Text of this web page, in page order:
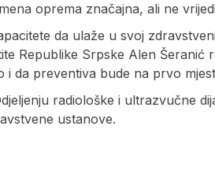
oprema značajna, ali ne
da ulaže u svoj
Republike Srpske Alen Šeranić
i da preventiva bude na prvo
radiološke i ultrazvučne
ustanove.